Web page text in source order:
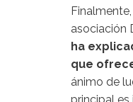
Finalmente,
asociación
ha
que
ánimo de